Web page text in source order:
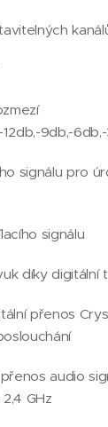
9db,-
signálu pro
signálu
díky digitální
přenos
audio
GHz